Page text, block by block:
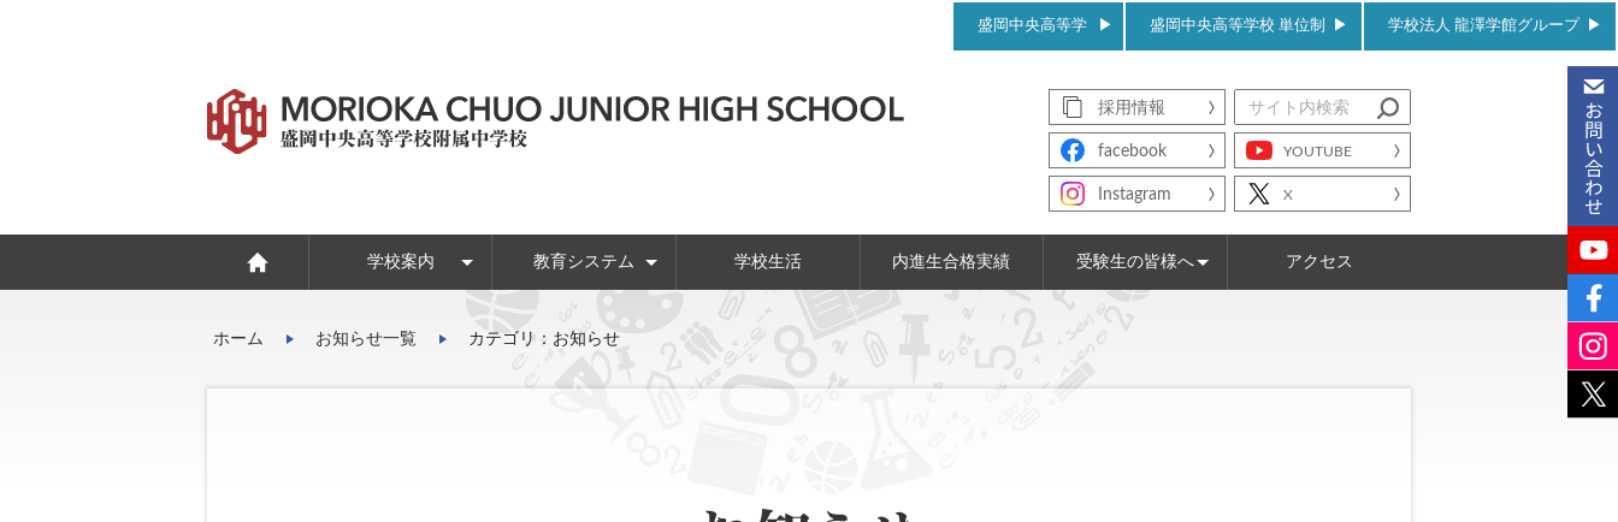
盛岡中央高等学 盛岡中央高等学校 単位制 学校法人 龍澤学館グループ
採用情報
facebook YOUTUBE
Instagram X
学校案内 教育システム 学校生活 内進生合格実績 受験生の皆様へ アクセス
ホーム お知らせ一覧 カテゴリ：お知らせ